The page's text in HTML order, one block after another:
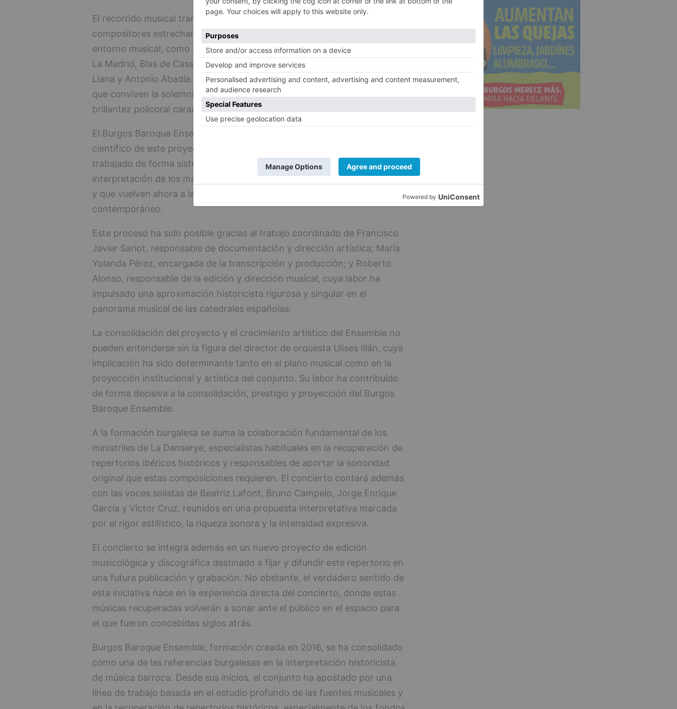
El recorrido musical transita por los siglos XVII y XVIII a través de
compositores estrechamente vinculados a la Catedral de Burgos y a su
entorno musical, como Juan García de Salazar, Diego de Arzedo, Juan de
La Madrid, Blas de Casseda, Manuel de Egüés, Francisco Hernández y
Llana y Antonio Abadía. Sus obras conforman un mosaico sonoro en el
que conviven la solemnidad del lenguaje heredada del Renacimiento y la
brillantez policoral característica del Barroco tardío.
El Burgos Baroque Ensemble ha sido el principal motor artístico y
científico de este proyecto de recuperación patrimonial. Su equipo ha
trabajado de forma sistemática en la localización, transcripción, edición e
interpretación de los manuscritos conservados en el archivo catedralicio,
y que vuelven ahora a la vida sonora en forma de estreno
contemporáneo.
Este proceso ha sido posible gracias al trabajo coordinado de Francisco
Javier Sariot, responsable de documentación y dirección artística; María
Yolanda Pérez, encargada de la transcripción y producción; y Roberto
Alonso, responsable de la edición y dirección musical, cuya labor ha
impulsado una aproximación historicista rigurosa y singular en el
panorama musical de las catedrales españolas.
La consolidación del proyecto y el crecimiento artístico del Ensemble no
pueden entenderse sin la figura del director de orquesta Ulises Illán, cuya
implicación ha sido determinante tanto en el plano musical como en la
proyección institucional y artística del conjunto. Su labor ha contribuido
de forma decisiva a la consolidación, prestigio y proyección del Burgos
Baroque Ensemble.
A la formación burgalesa se suma la colaboración fundamental de los
ministriles de La Danserye, especialistas habituales en la recuperación de
repertorios ibéricos históricos y responsables de aportar la sonoridad
original que estas composiciones requieren. El concierto contará además
con las voces solistas de Beatriz Lafont, Bruno Campelo, Jorge Enrique
García y Víctor Cruz, reunidos en una propuesta interpretativa marcada
por el rigor estilístico, la riqueza sonora y la intensidad expresiva.
El concierto se integra además en un nuevo proyecto de edición
musicológica y discográfica destinado a fijar y difundir este repertorio en
una futura publicación y grabación. No obstante, el verdadero sentido de
esta iniciativa nace en la experiencia directa del concierto, donde estas
músicas recuperadas volverán a sonar ante el público en el espacio para
el que fueron concebidas siglos atrás.
Burgos Baroque Ensemble, formación creada en 2016, se ha consolidado
como una de las referencias burgalesas en la interpretación historicista
de música barroca. Desde sus inicios, el conjunto ha apostado por una
línea de trabajo basada en el estudio profundo de las fuentes musicales y